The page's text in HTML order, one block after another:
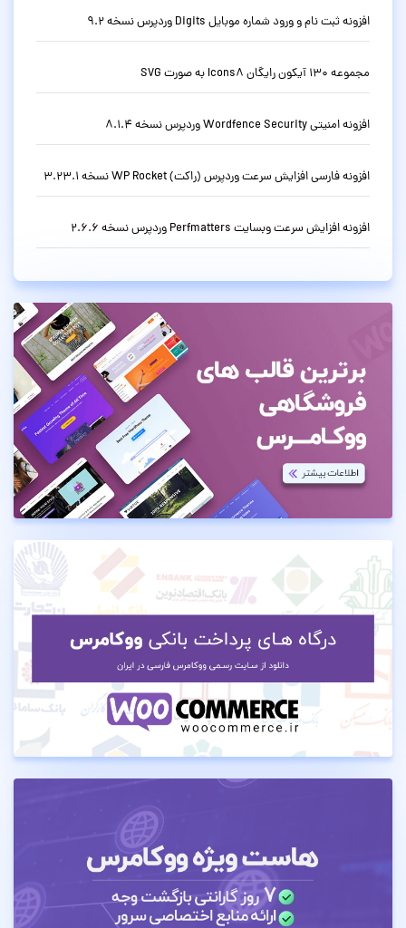
افزونه ثبت نام و ورود شماره موبایل Digits وردپرس نسخه 9.2
مجموعه 130 آیکون رایگان Icons8 به صورت SVG
افزونه امنیتی Wordfence Security وردپرس نسخه 8.1.4
افزونه فارسی افزایش سرعت وردپرس (راکت) WP Rocket نسخه 3.23.1
افزونه افزایش سرعت وبسایت Perfmatters وردپرس نسخه 2.6.6